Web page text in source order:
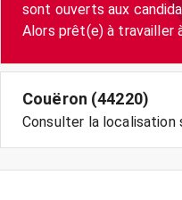
sont ouverts aux
Alors prêt(e) à travailler
Couëron (44220)
Consulter la localisation